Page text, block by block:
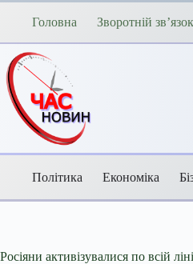
Перейти
Головна Зворотній зв’язок
Політика Економіка
Росіяни активізувалися по всій